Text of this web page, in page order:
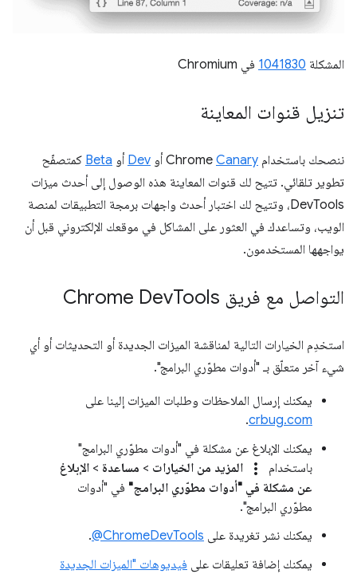
المشكلة 1041830 في Chromium
تنزيل قنوات المعاينة
ننصحك باستخدام Chrome Canary أو Dev أو Beta كمتصفّح
تطوير تلقائي. تتيح لك قنوات المعاينة هذه الوصول إلى أحدث ميزات
DevTools، وتتيح لك اختبار أحدث واجهات برمجة التطبيقات لمنصة
الويب، وتساعدك في العثور على المشاكل في موقعك الإلكتروني قبل أن
يواجهها المستخدمون.
التواصل مع فريق Chrome Dev Tools
استخدِم الخيارات التالية لمناقشة الميزات الجديدة أو التحديثات أو أي
شيء آخر متعلّق بـ "أدوات مطوّري البرامج".
يمكنك إرسال الملاحظات وطلبات الميزات إلينا على
crbug.com
.
يمكنك الإبلاغ عن مشكلة في "أدوات مطوّري البرامج"
باستخدام
more_vert المزيد من الخيارات > مساعدة > الإبلاغ
عن مشكلة في "أدوات مطوّري البرامج" في "أدوات
مطوّري البرامج".
يمكنك نشر تغريدة على ‎@ChromeDevTools
.
يمكنك إضافة تعليقات على فيديوهات "الميزات الجديدة